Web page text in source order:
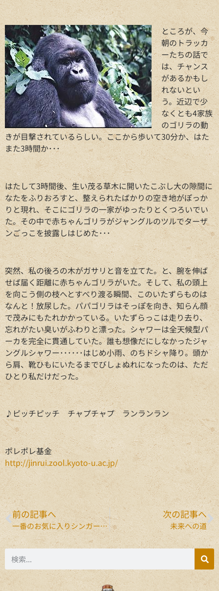
ところが、今
朝のトラッカ
ーたちの話で
は、チャンス
があるかもし
れないとい
う。近辺で少
なくとも4家族
のゴリラの動
きが目撃されているらしい。ここから歩いて30分か、はた
また3時間か･･･
はたして3時間後、生い茂る草木に開いたこぶし大の隙間に
なたをふりおろすと、整えられたばかりの空き地がぽっか
りと現れ、そこにゴリラの一家がゆったりとくつろいでい
た。その中で赤ちゃんゴリラがジャングルのツルでターザ
ンごっこを披露しはじめた･･･
突然、私の後ろの木がガサリと音を立てた。と、腕を伸ば
せば届く距離に赤ちゃんゴリラがいた。そして、私の頭上
を向こう側の枝へとすべり渡る瞬間、このいたずらものは
なんと！放尿した。パパゴリラはそっぽを向き、知らん顔
で茂みにもたれかかっている。いたずらっこは走り去り、
忘れがたい臭いがふわりと漂った。シャワーは全天候型パ
ーカを完全に貫通していた。誰も想像だにしなかったジャ
ングルシャワー･･････はじめ小雨、のちドシャ降り。頭か
ら肩、靴ひもにいたるまでびしょぬれになったのは、ただ
ひとり私だけだった。
♪ピッチピッチ チャプチャプ ランランラン
ポレポレ基金
http://jinrui.zool.kyoto-u.ac.jp/
前の記事へ
一番のお気に入りシンガーソングライター
次の記事へ
未来への道